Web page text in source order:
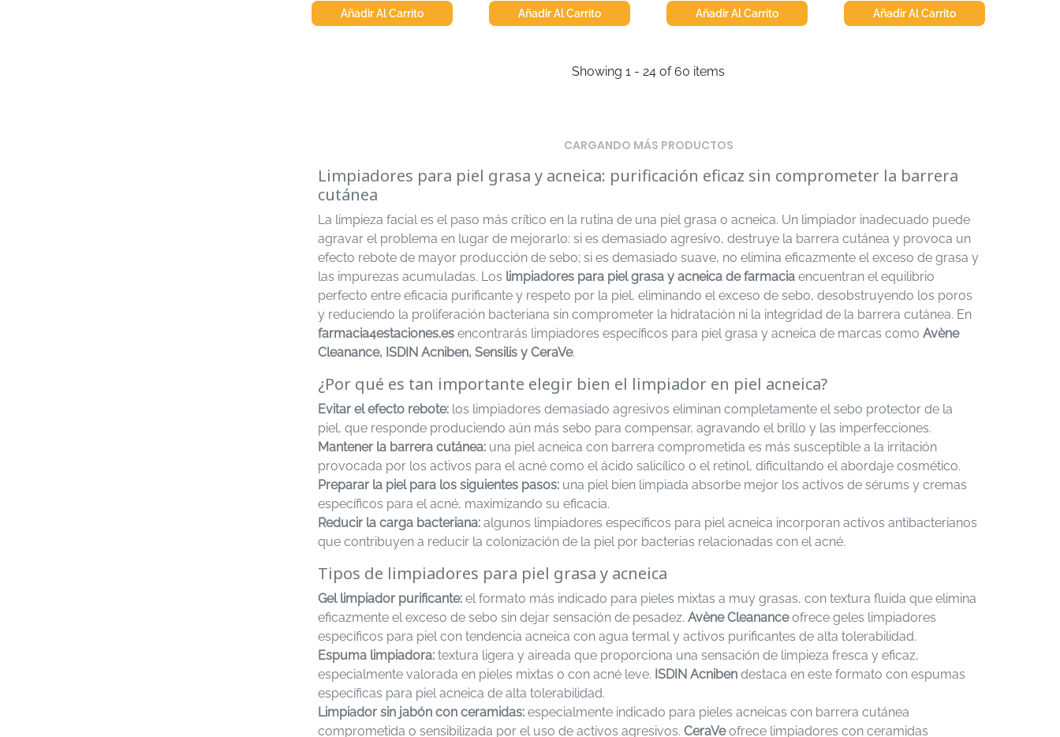
Añadir Al Carrito Añadir Al Carrito Añadir Al Carrito Añadir Al Carrito
Showing 1 - 24 of 60 items
CARGANDO MÁS PRODUCTOS
Limpiadores para piel grasa y acneica: purificación eficaz sin comprometer la barrera
cutánea
La limpieza facial es el paso más crítico en la rutina de una piel grasa o acneica. Un limpiador inadecuado puede
agravar el problema en lugar de mejorarlo: si es demasiado agresivo, destruye la barrera cutánea y provoca un
efecto rebote de mayor producción de sebo; si es demasiado suave, no elimina eficazmente el exceso de grasa y
las impurezas acumuladas. Los limpiadores para piel grasa y acneica de farmacia encuentran el equilibrio
perfecto entre eficacia purificante y respeto por la piel, eliminando el exceso de sebo, desobstruyendo los poros
y reduciendo la proliferación bacteriana sin comprometer la hidratación ni la integridad de la barrera cutánea. En
farmacia4estaciones.es encontrarás limpiadores específicos para piel grasa y acneica de marcas como Avène
Cleanance, ISDIN Acniben, Sensilis y CeraVe.
¿Por qué es tan importante elegir bien el limpiador en piel acneica?
Evitar el efecto rebote: los limpiadores demasiado agresivos eliminan completamente el sebo protector de la
piel, que responde produciendo aún más sebo para compensar, agravando el brillo y las imperfecciones.
Mantener la barrera cutánea: una piel acneica con barrera comprometida es más susceptible a la irritación
provocada por los activos para el acné como el ácido salicílico o el retinol, dificultando el abordaje cosmético.
Preparar la piel para los siguientes pasos: una piel bien limpiada absorbe mejor los activos de sérums y cremas
específicos para el acné, maximizando su eficacia.
Reducir la carga bacteriana: algunos limpiadores específicos para piel acneica incorporan activos antibacterianos
que contribuyen a reducir la colonización de la piel por bacterias relacionadas con el acné.
Tipos de limpiadores para piel grasa y acneica
Gel limpiador purificante: el formato más indicado para pieles mixtas a muy grasas, con textura fluida que elimina
eficazmente el exceso de sebo sin dejar sensación de pesadez. Avène Cleananceofrece geles limpiadores
específicos para piel con tendencia acneica con agua termal y activos purificantes de alta tolerabilidad.
Espuma limpiadora: textura ligera y aireada que proporciona una sensación de limpieza fresca y eficaz,
especialmente valorada en pieles mixtas o con acné leve. ISDIN Acniben destaca en este formato con espumas
específicas para piel acneica de alta tolerabilidad.
Limpiador sin jabón con ceramidas: especialmente indicado para pieles acneicas con barrera cutánea
comprometida o sensibilizada por el uso de activos agresivos. CeraVeofrece limpiadores con ceramidas